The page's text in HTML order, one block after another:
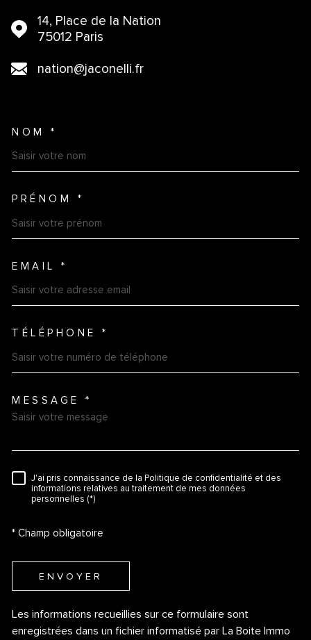
14, Place de la Nation
75012 Paris
nation@jaconelli.fr
NOM *
PRÉNOM *
EMAIL *
TÉLÉPHONE *
MESSAGE *
RÈGLEMENTATION
J'ai pris connaissance de la Politique de confidentialité et des
informations relatives au traitement de mes données
personnelles (*)
* Champ obligatoire
ENVOYER
Les informations recueillies sur ce formulaire sont
enregistrées dans un fichier informatisé par La Boite Immo